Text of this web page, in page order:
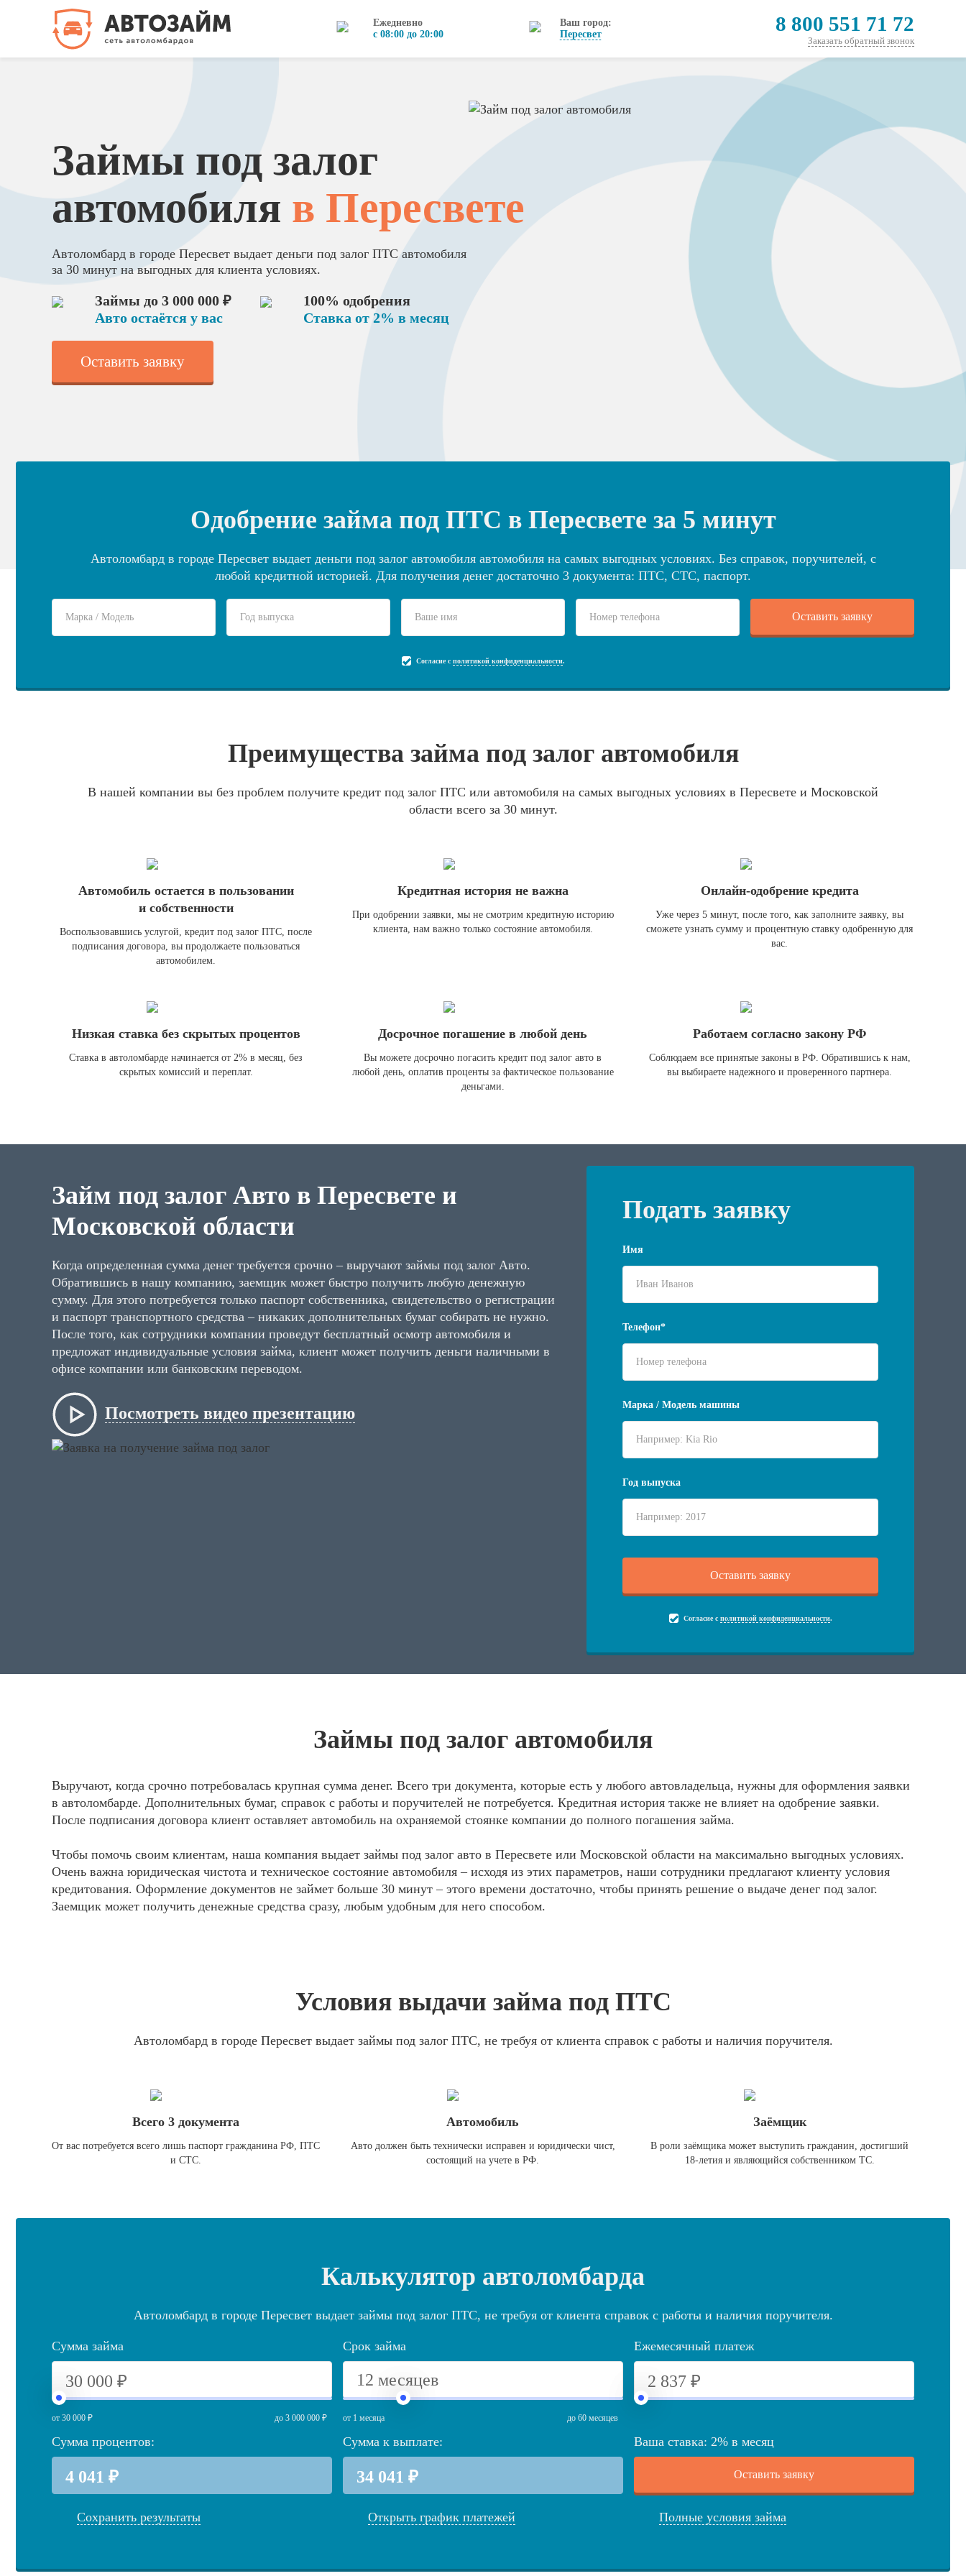
Ежедневно
с 08:00 до 20:00
Ваш город:
Пересвет
8 800 551 71 72
Заказать обратный звонок
Займы под залог
автомобиля в Пересвете
Автоломбард в городе Пересвет выдает деньги под залог ПТС автомобиля
за 30 минут на выгодных для клиента условиях.
Займы до 3 000 000 ₽
Авто остаётся у вас
100% одобрения
Ставка от 2% в месяц
Оставить заявку
Одобрение займа под ПТС в Пересвете за 5 минут
Автоломбард в городе Пересвет выдает деньги под залог автомобиля автомобиля на самых выгодных условиях. Без справок, поручителей, с
любой кредитной историей. Для получения денег достаточно 3 документа: ПТС, СТС, паспорт.
Согласие с политикой конфиденциальности.
Преимущества займа под залог автомобиля
В нашей компании вы без проблем получите кредит под залог ПТС или автомобиля на самых выгодных условиях в Пересвете и Московской
области всего за 30 минут.
Автомобиль остается в пользовании
и собственности
Воспользовавшись услугой, кредит под залог ПТС, после
подписания договора, вы продолжаете пользоваться
автомобилем.
Кредитная история не важна
При одобрении заявки, мы не смотрим кредитную историю
клиента, нам важно только состояние автомобиля.
Онлайн-одобрение кредита
Уже через 5 минут, после того, как заполните заявку, вы
сможете узнать сумму и процентную ставку одобренную для
вас.
Низкая ставка без скрытых процентов
Ставка в автоломбарде начинается от 2% в месяц, без
скрытых комиссий и переплат.
Досрочное погашение в любой день
Вы можете досрочно погасить кредит под залог авто в
любой день, оплатив проценты за фактическое пользование
деньгами.
Работаем согласно закону РФ
Соблюдаем все принятые законы в РФ. Обратившись к нам,
вы выбираете надежного и проверенного партнера.
Займ под залог Авто в Пересвете и
Московской области
Когда определенная сумма денег требуется срочно – выручают займы под залог Авто.
Обратившись в нашу компанию, заемщик может быстро получить любую денежную
сумму. Для этого потребуется только паспорт собственника, свидетельство о регистрации
и паспорт транспортного средства – никаких дополнительных бумаг собирать не нужно.
После того, как сотрудники компании проведут бесплатный осмотр автомобиля и
предложат индивидуальные условия займа, клиент может получить деньги наличными в
офисе компании или банковским переводом.
Посмотреть видео презентацию
Подать заявку
Имя
Телефон*
Марка / Модель машины
Год выпуска
Согласие с политикой конфиденциальности.
Займы под залог автомобиля
Выручают, когда срочно потребовалась крупная сумма денег. Всего три документа, которые есть у любого автовладельца, нужны для оформления заявки
в автоломбарде. Дополнительных бумаг, справок с работы и поручителей не потребуется. Кредитная история также не влияет на одобрение заявки.
После подписания договора клиент оставляет автомобиль на охраняемой стоянке компании до полного погашения займа.
Чтобы помочь своим клиентам, наша компания выдает займы под залог авто в Пересвете или Московской области на максимально выгодных условиях.
Очень важна юридическая чистота и техническое состояние автомобиля – исходя из этих параметров, наши сотрудники предлагают клиенту условия
кредитования. Оформление документов не займет больше 30 минут – этого времени достаточно, чтобы принять решение о выдаче денег под залог.
Заемщик может получить денежные средства сразу, любым удобным для него способом.
Условия выдачи займа под ПТС
Автоломбард в городе Пересвет выдает займы под залог ПТС, не требуя от клиента справок с работы и наличия поручителя.
Всего 3 документа
От вас потребуется всего лишь паспорт гражданина РФ, ПТС
и СТС.
Автомобиль
Авто должен быть технически исправен и юридически чист,
состоящий на учете в РФ.
Заёмщик
В роли заёмщика может выступить гражданин, достигший
18-летия и являющийся собственником ТС.
Калькулятор автоломбарда
Автоломбард в городе Пересвет выдает займы под залог ПТС, не требуя от клиента справок с работы и наличия поручителя.
Сумма займа
от 30 000 ₽ до 3 000 000 ₽
Срок займа
от 1 месяца до 60 месяцев
Ежемесячный платеж
Сумма процентов: Сумма к выплате: Ваша ставка: 2%в месяц
Оставить заявку
Сохранить результаты Открыть график платежей Полные условия займа